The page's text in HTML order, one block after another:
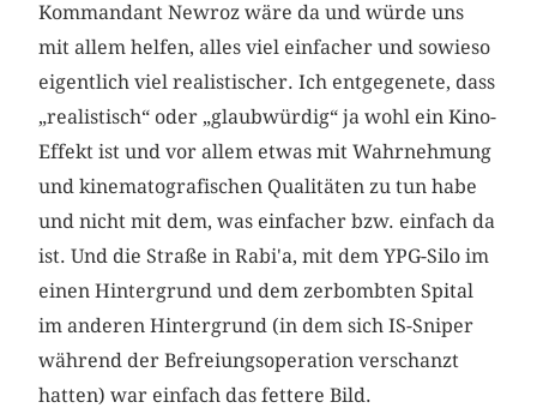
Kommandant Newroz wäre da und würde uns
mit allem helfen, alles viel einfacher und sowieso
eigentlich viel realistischer. Ich entgegenete, dass
„realistisch“ oder „glaubwürdig“ ja wohl ein Kino-
Effekt ist und vor allem etwas mit Wahrnehmung
und kinematografischen Qualitäten zu tun habe
und nicht mit dem, was einfacher bzw. einfach da
ist. Und die Straße in Rabi'a, mit dem YPG-Silo im
einen Hintergrund und dem zerbombten Spital
im anderen Hintergrund (in dem sich IS-Sniper
während der Befreiungsoperation verschanzt
hatten) war einfach das fettere Bild.